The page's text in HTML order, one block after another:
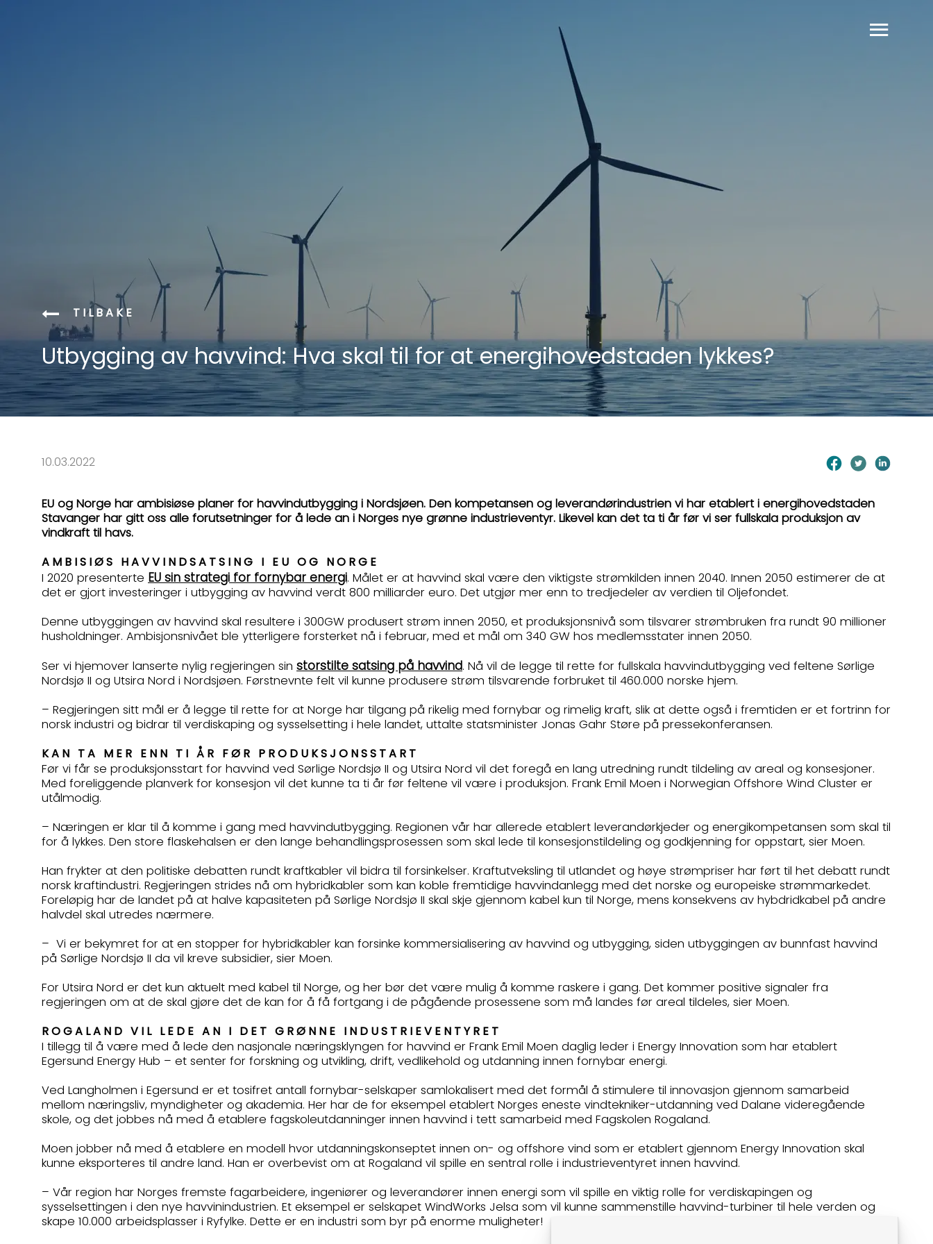
TILBAKE
Utbygging av havvind: Hva skal til for at energihovedstaden lykkes?
10.03.2022
EU og Norge har ambisiøse planer for havvindutbygging i Nordsjøen. Den kompetansen og leverandørindustrien vi har etablert i energihovedstaden
Stavanger har gitt oss alle forutsetninger for å lede an i Norges nye grønne industrieventyr. Likevel kan det ta ti år før vi ser fullskala produksjon av
vindkraft til havs.
AMBISIØS HAVVINDSATSING I EU OG NORGE
I 2020 presenterte EU sin strategi for fornybar energi. Målet er at havvind skal være den viktigste strømkilden innen 2040. Innen 2050 estimerer de at
det er gjort investeringer i utbygging av havvind verdt 800 milliarder euro. Det utgjør mer enn to tredjedeler av verdien til Oljefondet.
Denne utbyggingen av havvind skal resultere i 300GW produsert strøm innen 2050, et produksjonsnivå som tilsvarer strømbruken fra rundt 90 millioner
husholdninger. Ambisjonsnivået ble ytterligere forsterket nå i februar, med et mål om 340 GW hos medlemsstater innen 2050.
Ser vi hjemover lanserte nylig regjeringen sin storstilte satsing på havvind. Nå vil de legge til rette for fullskala havvindutbygging ved feltene Sørlige
Nordsjø II og Utsira Nord i Nordsjøen. Førstnevnte felt vil kunne produsere strøm tilsvarende forbruket til 460.000 norske hjem.
– Regjeringen sitt mål er å legge til rette for at Norge har tilgang på rikelig med fornybar og rimelig kraft, slik at dette også i fremtiden er et fortrinn for
norsk industri og bidrar til verdiskaping og sysselsetting i hele landet, uttalte statsminister Jonas Gahr Støre på pressekonferansen.
KAN TA MER ENN TI ÅR FØR PRODUKSJONSSTART
Før vi får se produksjonsstart for havvind ved Sørlige Nordsjø II og Utsira Nord vil det foregå en lang utredning rundt tildeling av areal og konsesjoner.
Med foreliggende planverk for konsesjon vil det kunne ta ti år før feltene vil være i produksjon. Frank Emil Moen i Norwegian Offshore Wind Cluster er
utålmodig.
– Næringen er klar til å komme i gang med havvindutbygging. Regionen vår har allerede etablert leverandørkjeder og energikompetansen som skal til
for å lykkes. Den store flaskehalsen er den lange behandlingsprosessen som skal lede til konsesjonstildeling og godkjenning for oppstart, sier Moen.
Han frykter at den politiske debatten rundt kraftkabler vil bidra til forsinkelser. Kraftutveksling til utlandet og høye strømpriser har ført til het debatt rundt
norsk kraftindustri. Regjeringen strides nå om hybridkabler som kan koble fremtidige havvindanlegg med det norske og europeiske strømmarkedet.
Foreløpig har de landet på at halve kapasiteten på Sørlige Nordsjø II skal skje gjennom kabel kun til Norge, mens konsekvens av hybdridkabel på andre
halvdel skal utredes nærmere.
– Vi er bekymret for at en stopper for hybridkabler kan forsinke kommersialisering av havvind og utbygging, siden utbyggingen av bunnfast havvind
på Sørlige Nordsjø II da vil kreve subsidier, sier Moen.
For Utsira Nord er det kun aktuelt med kabel til Norge, og her bør det være mulig å komme raskere i gang. Det kommer positive signaler fra
regjeringen om at de skal gjøre det de kan for å få fortgang i de pågående prosessene som må landes før areal tildeles, sier Moen.
ROGALAND VIL LEDE AN I DET GRØNNE INDUSTRIEVENTYRET
I tillegg til å være med å lede den nasjonale næringsklyngen for havvind er Frank Emil Moen daglig leder i Energy Innovation som har etablert
Egersund Energy Hub – et senter for forskning og utvikling, drift, vedlikehold og utdanning innen fornybar energi.
Ved Langholmen i Egersund er et tosifret antall fornybar-selskaper samlokalisert med det formål å stimulere til innovasjon gjennom samarbeid
mellom næringsliv, myndigheter og akademia. Her har de for eksempel etablert Norges eneste vindtekniker-utdanning ved Dalane videregående
skole, og det jobbes nå med å etablere fagskoleutdanninger innen havvind i tett samarbeid med Fagskolen Rogaland.
Moen jobber nå med å etablere en modell hvor utdanningskonseptet innen on- og offshore vind som er etablert gjennom Energy Innovation skal
kunne eksporteres til andre land. Han er overbevist om at Rogaland vil spille en sentral rolle i industrieventyret innen havvind.
– Vår region har Norges fremste fagarbeidere, ingeniører og leverandører innen energi som vil spille en viktig rolle for verdiskapingen og
sysselsettingen i den nye havvinindustrien. Et eksempel er selskapet WindWorks Jelsa som vil kunne sammenstille havvind-turbiner til hele verden og
skape 10.000 arbeidsplasser i Ryfylke. Dette er en industri som byr på enorme muligheter!